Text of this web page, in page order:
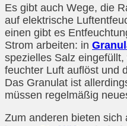
Es gibt auch Wege, die
auf elektrische
einen gibt es
Strom arbeiten: in
spezielles Salz
feuchter Luft auflöst und
Das Granulat ist
müssen regelmäßig
Zum anderen bieten sich